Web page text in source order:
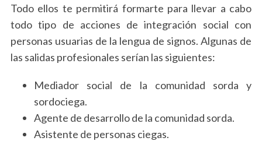
Todo ellos te permitirá formarte para llevar a cabo
todo tipo de acciones de integración social con
personas usuarias de la lengua de signos. Algunas de
las salidas profesionales serían las siguientes:
Mediador social de la comunidad sorda y
sordociega.
Agente de desarrollo de la comunidad sorda.
Asistente de personas ciegas.